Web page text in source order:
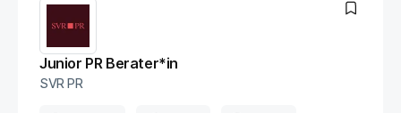
Junior PR Berater*in
SVR PR